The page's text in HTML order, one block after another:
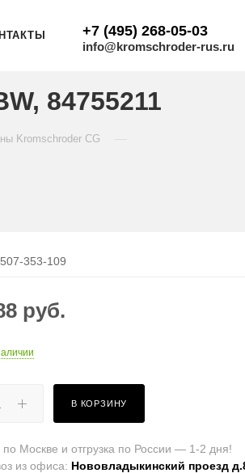
+7 (495) 268-05-03
info@kromschroder-rus.ru
84755211
Kromschroder CG
507-353-109
руб.
В КОРЗИНУ
по Москве и отгрузка по России — 1-2 дня!
из офиса: Нововладыкинский проезд